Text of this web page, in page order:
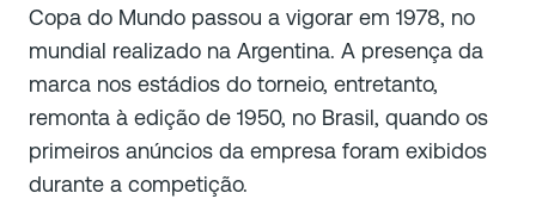
Copa do Mundo passou a vigorar em 1978, no
mundial realizado na Argentina. A presença da
marca nos estádios do torneio, entretanto,
remonta à edição de 1950, no Brasil, quando os
primeiros anúncios da empresa foram exibidos
durante a competição.